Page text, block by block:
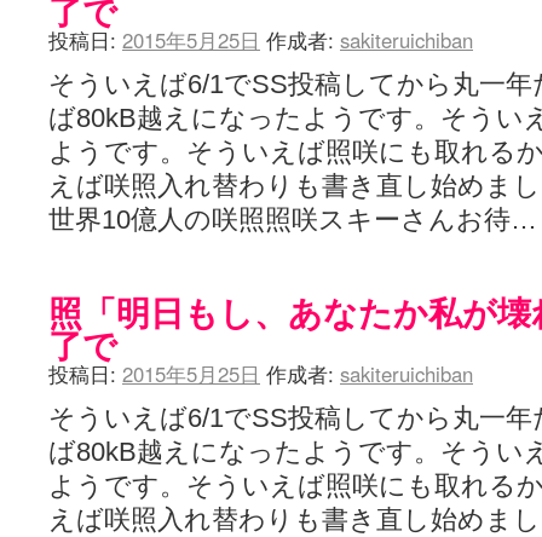
了で
投稿日: 2015年5月25日 作成者: sakiteruichiban
そういえば6/1でSS投稿してから丸一
ば80kB越えになったようです。そうい
ようです。そういえば照咲にも取れる
えば咲照入れ替わりも書き直し始めま
世界10億人の咲照照咲スキーさんお待
照「明日もし、あなたか私が
了で
投稿日: 2015年5月25日 作成者: sakiteruichiban
そういえば6/1でSS投稿してから丸一
ば80kB越えになったようです。そうい
ようです。そういえば照咲にも取れる
えば咲照入れ替わりも書き直し始めま